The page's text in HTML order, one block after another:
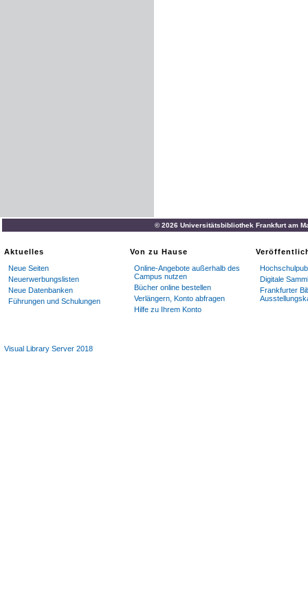
© 2026 Universitätsbibliothek Frankfurt am
Aktuelles
Neue Seiten
Neuerwerbungslisten
Neue Datenbanken
Führungen und Schulungen
Von zu Hause
Online-Angebote außerhalb des
Campus nutzen
Bücher online bestellen
Verlängern, Konto abfragen
Hilfe zu Ihrem Konto
Digitale
Frankfurter
Visual Library Server 2018